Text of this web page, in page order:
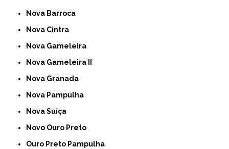
Nova Barroca
Nova Cintra
Nova Gameleira
Nova Gameleira II
Nova Granada
Nova Pampulha
Nova Suíça
Novo Ouro Preto
Ouro Preto Pampulha